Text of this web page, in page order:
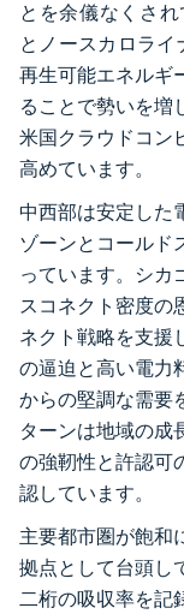
とを余儀なくさ
とノースカロライ
再生可能エネルギ
ることで勢いを増
米国クラウドコン
高めています。
中西部は安定した
ゾーンとコールド
っています。シカ
スコネクト密度の
ネクト戦略を支援
の逼迫と高い電力
からの堅調な需要
ターンは地域の成
の強靭性と許認可
認しています。
主要都市圏が飽和
拠点として台頭し
二桁の吸収率を記